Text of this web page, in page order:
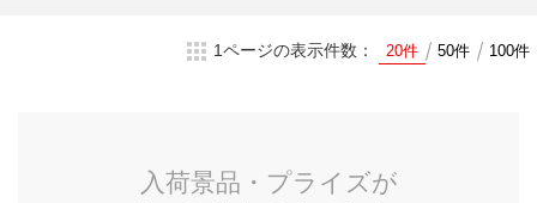
1ページの表示件数： 20件 50件 100件